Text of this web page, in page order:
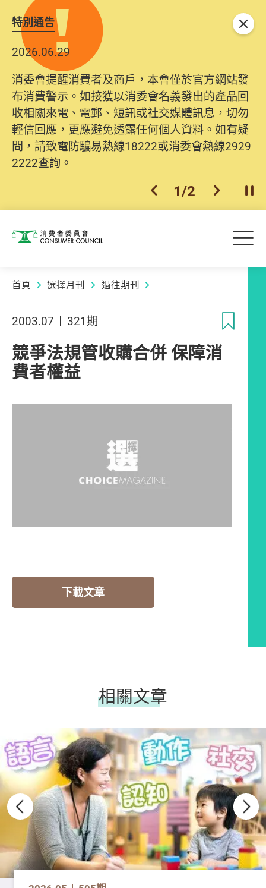
特別通告
2026.06.29
消委會提醒消費者及商戶，本會僅於官方網站發
布消費警示。如接獲以消委會名義發出的產品回
收相關來電、電郵、短訊或社交媒體訊息，切勿
輕信回應，更應避免透露任何個人資料。如有疑
問，請致電防騙易熱線18222或消委會熱線2929
2222查詢。
上一個
1/2 下一個開
關閉
消費者委員會 目
首頁 選擇月刊 過往期刊
2003.07 321期
競爭法規管收購合併 保障消
費者權益
下載文章
相關文章